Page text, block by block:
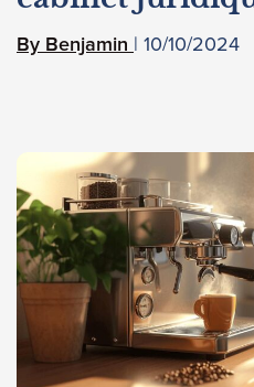
Benjamin 10/10/2024